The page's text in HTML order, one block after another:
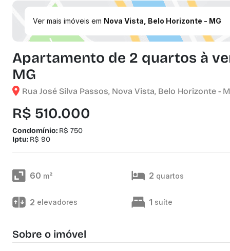
Ver mais imóveis em Nova Vista, Belo Horizonte - MG
Apartamento de 2 quartos à
MG
Rua José Silva Passos, Nova Vista, Belo Horizonte -
R$ 510.000
Condomínio: R$ 750
Iptu: R$ 90
60 m² 2 quartos
2 elevadores 1 suíte
Sobre o imóvel